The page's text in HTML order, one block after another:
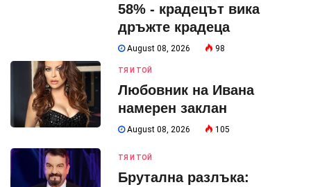
58% - крадецът вика
дръжте крадеца
August 08, 2026 98
ТЯ И ТОЙ
Любовник на Ивана
намерен заклан
August 08, 2026 105
ТЯ И ТОЙ
Брутална разлъка: